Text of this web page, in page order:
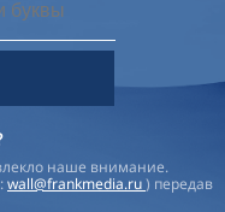
наше внимание.
wall@frankmedia.ru) передав